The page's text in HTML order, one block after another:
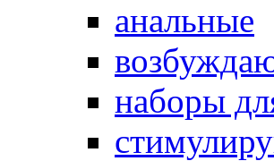
анальные
наборы